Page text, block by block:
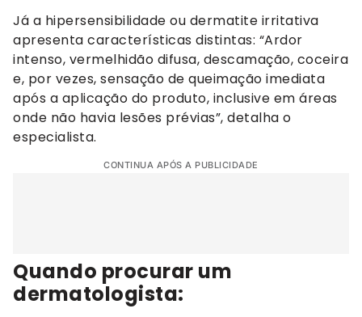
Já a hipersensibilidade ou dermatite irritativa
apresenta características distintas: “Ardor
intenso, vermelhidão difusa, descamação, coceira
e, por vezes, sensação de queimação imediata
após a aplicação do produto, inclusive em áreas
onde não havia lesões prévias”, detalha o
especialista.
CONTINUA APÓS A PUBLICIDADE
Quando procurar um
dermatologista: